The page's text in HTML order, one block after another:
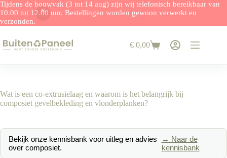
Tijdens de bouwvak (3 tot 14 aug) zijn wij telefonisch bereikbaar van
10.00 tot 12.00 uur. Bestellingen worden gewoon verwerkt en
verzonden.
naar
de
Winkelwagen
€ 0,00
Wat is een co‑extrusielaag en waarom is het belangrijk bij
composiet gevelbekleding en vlonderplanken?
Bekijk onze kennisbank voor uitleg en advies
over composiet.
→ Naar de
kennisbank